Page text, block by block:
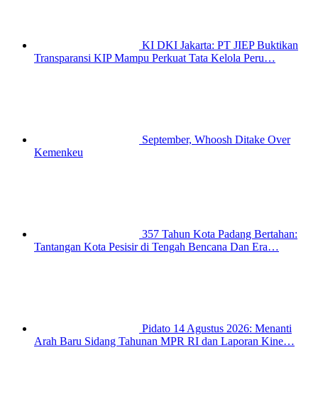
KI DKI Jakarta: PT JIEP Buktikan
Transparansi KIP Mampu Perkuat Tata Kelola Peru…
September, Whoosh Ditake Over
Kemenkeu
357 Tahun Kota Padang Bertahan:
Tantangan Kota Pesisir di Tengah Bencana Dan Era…
Pidato 14 Agustus 2026: Menanti
Arah Baru Sidang Tahunan MPR RI dan Laporan Kine…